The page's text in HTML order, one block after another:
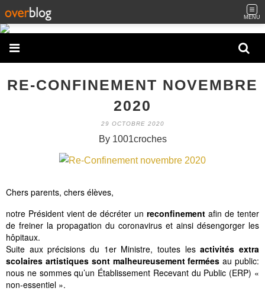
MENU
RE-CONFINEMENT NOVEMBRE
2020
29 OCTOBRE 2020
By 1001croches
Chers parents, chers élèves,
notre Président vient de décréter un reconfinement afin de tenter
de freiner la propagation du coronavirus et ainsi désengorger les
hôpitaux.
Suite aux précisions du 1er Ministre, toutes lesactivités extra
scolaires artistiques sont malheureusement fermées au public:
nous ne sommes qu’un Établissement Recevant du Public (ERP) «
non-essentiel ».